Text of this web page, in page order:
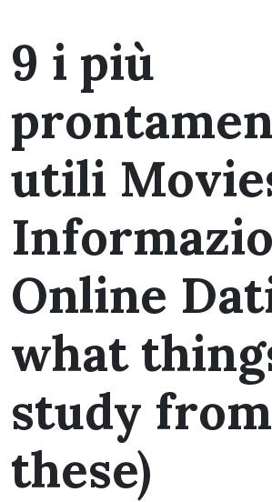
9 i più
utili
Online
what
study from
these)